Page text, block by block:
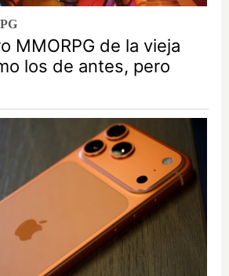
MMORPG de la vieja
los de antes, pero